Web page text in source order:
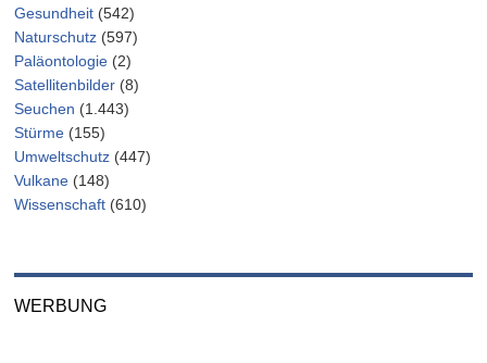
Gesundheit (542)
Naturschutz (597)
Paläontologie (2)
Satellitenbilder (8)
Seuchen (1.443)
Stürme (155)
Umweltschutz (447)
Vulkane (148)
Wissenschaft (610)
WERBUNG